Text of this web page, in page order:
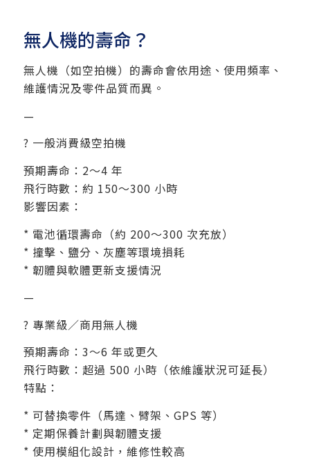
無人機的壽命？
無人機（如空拍機）的壽命會依用途、使用頻率、
維護情況及零件品質而異。
—
? 一般消費級空拍機
預期壽命：2～4 年
飛行時數：約 150～300 小時
影響因素：
* 電池循環壽命（約 200～300 次充放）
* 撞擊、鹽分、灰塵等環境損耗
* 韌體與軟體更新支援情況
—
?️ 專業級／商用無人機
預期壽命：3～6 年或更久
飛行時數：超過 500 小時（依維護狀況可延長）
特點：
* 可替換零件（馬達、臂架、GPS 等）
* 定期保養計劃與韌體支援
* 使用模組化設計，維修性較高